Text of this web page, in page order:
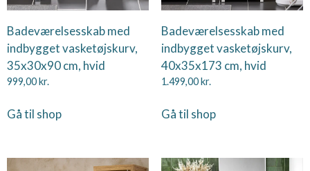
Badeværelsesskab med
indbygget vasketøjskurv,
35x30x90 cm, hvid
999,00kr.
Gå til shop
Badeværelsesskab med
indbygget vasketøjskurv,
40x35x173 cm, hvid
1.499,00kr.
Gå til shop